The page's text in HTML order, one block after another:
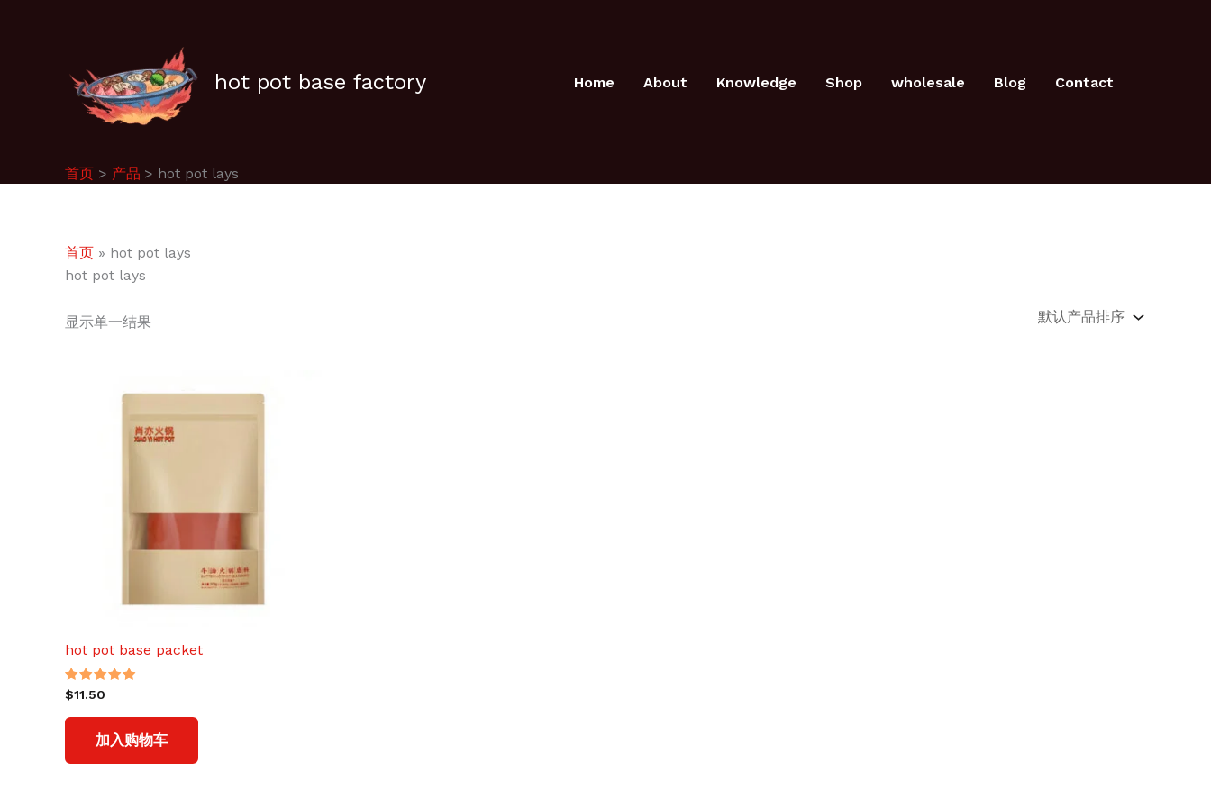
hot pot base factory Home About Knowledge Shop wholesale Blog Contact
首页 产品 hot pot lays
首页 » hot pot lays
hot pot lays
显示单一结果
hot pot base packet
评分
5.00
&sol; 5
$11.50
加入购物车